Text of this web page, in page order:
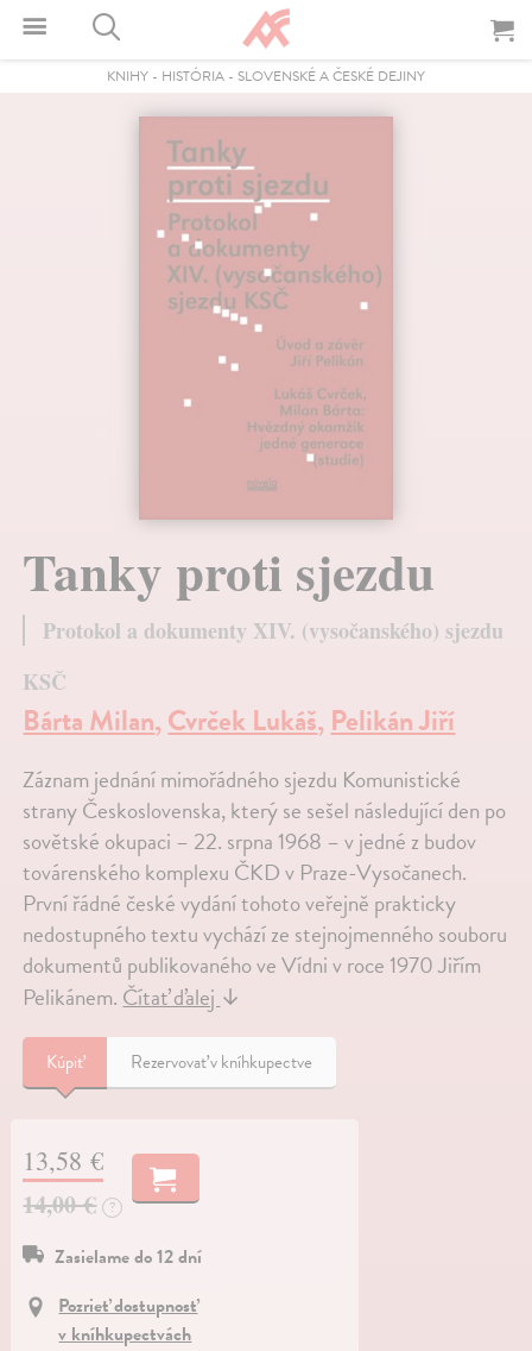
KNIHY - HISTÓRIA - SLOVENSKÉ A ČESKÉ DEJINY
Tanky proti sjezdu
Protokol a dokumenty XIV. (vysočanského) sjezdu
KSČ
Bárta Milan,Cvrček Lukáš, Pelikán Jiří
Záznam jednání mimořádného sjezdu Komunistické
strany Československa, který se sešel následující den po
sovětské okupaci – 22. srpna 1968 – v jedné z budov
továrenského komplexu ČKD v Praze-Vysočanech.
První řádné české vydání tohoto veřejně prakticky
nedostupného textu vychází ze stejnojmenného souboru
dokumentů publikovaného ve Vídni v roce 1970 Jiřím
Pelikánem.Čítať ďalej↓
Kúpiť Rezervovať v kníhkupectve
13,58 €
14,00 € ?
Zasielame do 12 dní
Pozrieť dostupnosť
v kníhkupectvách